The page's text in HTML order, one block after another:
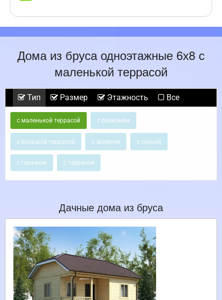
Дома из бруса одноэтажные 6х8 с
маленькой террасой
Тип Размер Этажность Все
с маленькой террасой с балконом
с большой террасой с эркером с сауной
с гаражом с террасой
Дачные дома из бруса